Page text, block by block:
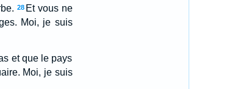
28 Et vous ne
Moi, je suis
et que le pays
Moi, je suis